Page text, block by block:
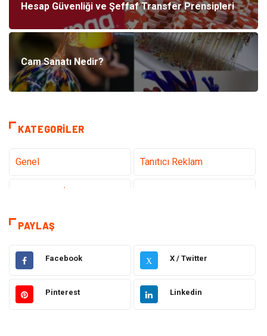
Hesap Güvenliği ve Şeffaf Transfer Prensipleri
Cam Sanatı Nedir?
KATEGORILER
Genel Tanıtıcı Reklam
Eğitim & Kariyer
Gündem Hukuk
Moda Sağlıklı Yaşam
PAYLAŞ
Facebook X X / Twitter
Pinterest Linkedin